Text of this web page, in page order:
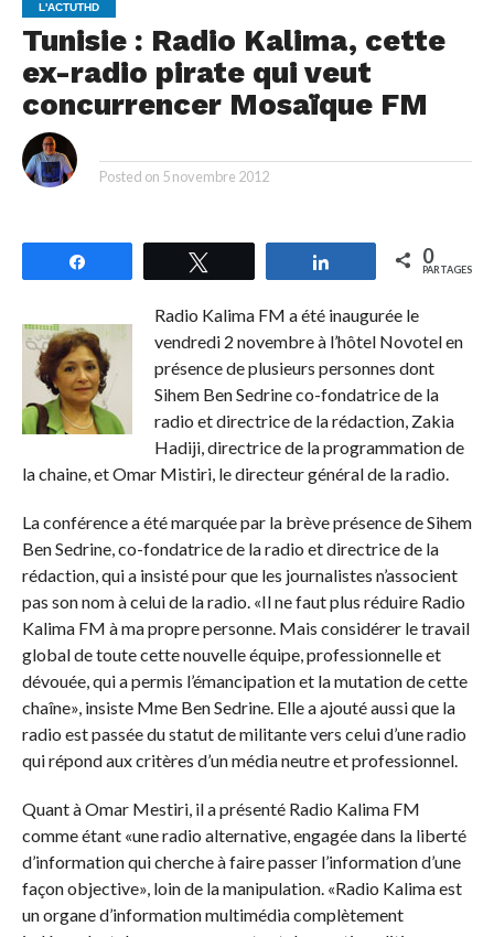
L'ACTUTHD
Tunisie : Radio Kalima, cette
ex-radio pirate qui veut
concurrencer Mosaïque FM
Posted on 5 novembre 2012
Partagez 0
PARTAGES
Radio Kalima FM a été inaugurée le
vendredi 2 novembre à l’hôtel Novotel en
présence de plusieurs personnes dont
Sihem Ben Sedrine co-fondatrice de la
radio et directrice de la rédaction, Zakia
Hadiji, directrice de la programmation de
la chaine, et Omar Mistiri, le directeur général de la radio.
La conférence a été marquée par la brève présence de Sihem
Ben Sedrine, co-fondatrice de la radio et directrice de la
rédaction, qui a insisté pour que les journalistes n’associent
pas son nom à celui de la radio. «Il ne faut plus réduire Radio
Kalima FM à ma propre personne. Mais considérer le travail
global de toute cette nouvelle équipe, professionnelle et
dévouée, qui a permis l’émancipation et la mutation de cette
chaîne», insiste Mme Ben Sedrine. Elle a ajouté aussi que la
radio est passée du statut de militante vers celui d’une radio
qui répond aux critères d’un média neutre et professionnel.
Quant à Omar Mestiri, il a présenté Radio Kalima FM
comme étant «une radio alternative, engagée dans la liberté
d’information qui cherche à faire passer l’information d’une
façon objective», loin de la manipulation. «Radio Kalima est
un organe d’information multimédia complètement